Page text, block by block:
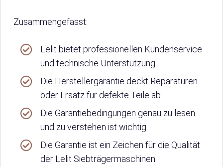
Zusammengefasst:
Lelit bietet professionellen Kundenservice
und technische Unterstützung
Die Herstellergarantie deckt Reparaturen
oder Ersatz für defekte Teile ab
Die Garantiebedingungen genau zu lesen
und zu verstehen ist wichtig
Die Garantie ist ein Zeichen für die Qualität
der Lelit Siebträgermaschinen.